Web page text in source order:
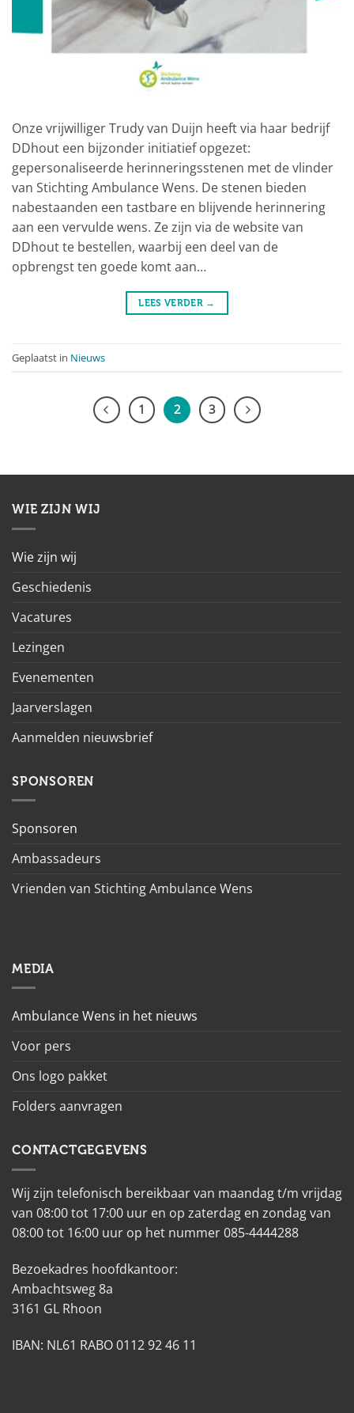
Onze vrijwilliger Trudy van Duijn heeft via haar bedrijf
DDhout een bijzonder initiatief opgezet:
gepersonaliseerde herinneringsstenen met de vlinder
van Stichting Ambulance Wens. De stenen bieden
nabestaanden een tastbare en blijvende herinnering
aan een vervulde wens. Ze zijn via de website van
DDhout te bestellen, waarbij een deel van de
opbrengst ten goede komt aan…
LEES VERDER →
Geplaatst in Nieuws
1 2 3
WIE ZIJN WIJ
Wie zijn wij
Geschiedenis
Vacatures
Lezingen
Evenementen
Jaarverslagen
Aanmelden nieuwsbrief
SPONSOREN
Sponsoren
Ambassadeurs
Vrienden van Stichting Ambulance Wens
MEDIA
Ambulance Wens in het nieuws
Voor pers
Ons logo pakket
Folders aanvragen
CONTACTGEGEVENS
Wij zijn telefonisch bereikbaar van maandag t/m vrijdag
van 08:00 tot 17:00 uur en op zaterdag en zondag van
08:00 tot 16:00 uur op het nummer 085-4444288
Bezoekadres hoofdkantoor:
Ambachtsweg 8a
3161 GL Rhoon
IBAN: NL61 RABO 0112 92 46 11